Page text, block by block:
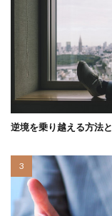
逆境を乗り越える方法